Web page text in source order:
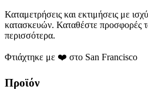
Καταμετρήσεις και εκτιμήσεις με
κατασκευών. Καταθέστε προσφορές
περισσότερα.
Φτιάχτηκε με ❤️ στο San Francisco
Προϊόν